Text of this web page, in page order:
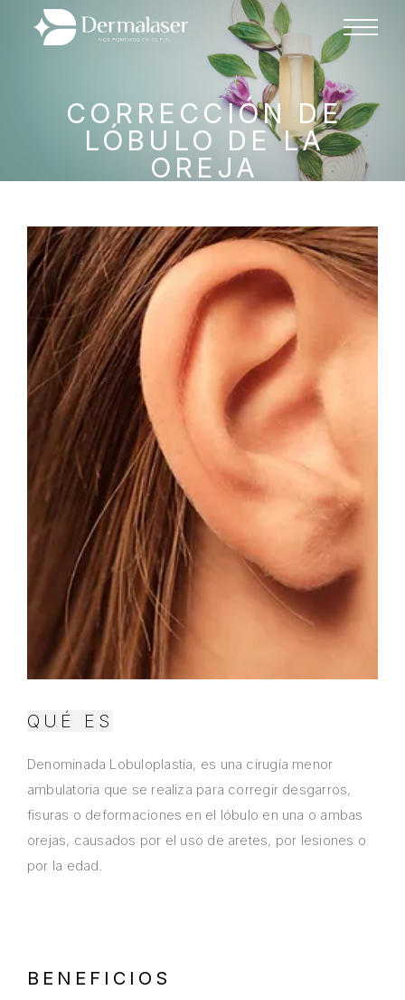
CORRECCIÓN DE
LÓBULO DE LA
OREJA
QUÉ ES
Denominada Lobuloplastia, es una cirugía menor
ambulatoria que se realiza para corregir desgarros,
fisuras o deformaciones en el lóbulo en una o ambas
orejas, causados por el uso de aretes, por lesiones o
por la edad.
BENEFICIOS